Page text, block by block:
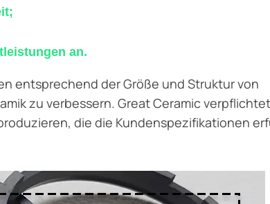
an.
entsprechend der Größe und Struktur von
zu verbessern. Great Ceramic
die die Kundenspezifikationen